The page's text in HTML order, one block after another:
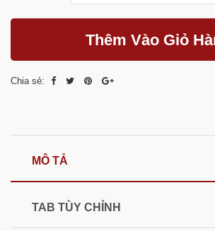
Thêm Vào Giỏ
Chia sẻ:
MÔ TẢ
TAB TÙY CHỈNH